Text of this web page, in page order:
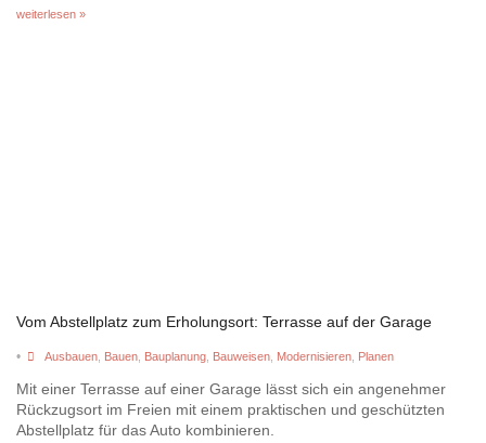
weiterlesen »
Vom Abstellplatz zum Erholungsort: Terrasse auf der Garage
• Ausbauen, Bauen, Bauplanung, Bauweisen, Modernisieren, Planen
Mit einer Terrasse auf einer Garage lässt sich ein angenehmer
Rückzugsort im Freien mit einem praktischen und geschützten
Abstellplatz für das Auto kombinieren.